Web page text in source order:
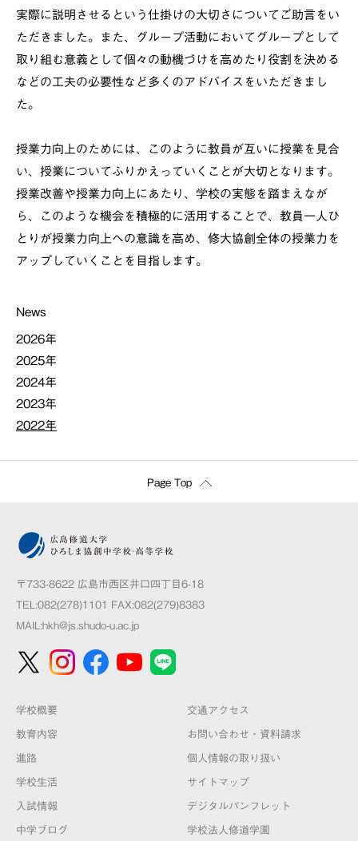
実際に説明させるという仕掛けの大切さについてご助言をい
ただきました。また、グループ活動においてグループとして
取り組む意義として個々の動機づけを高めたり役割を決める
などの工夫の必要性など多くのアドバイスをいただきまし
た。
授業力向上のためには、このように教員が互いに授業を見合
い、授業についてふりかえっていくことが大切となります。
授業改善や授業力向上にあたり、学校の実態を踏まえなが
ら、このような機会を積極的に活用することで、教員一人ひ
とりが授業力向上への意識を高め、修大協創全体の授業力を
アップしていくことを目指します。
News
2026年
2025年
2024年
2023年
2022年
Page Top
〒733-8622 広島市西区井口四丁目6-18
TEL:082(278)1101 FAX:082(279)8383
MAIL:hkh@js.shudo-u.ac.jp
学校概要
教育内容
進路
学校生活
入試情報
中学ブログ
交通アクセス
お問い合わせ・資料請求
個人情報の取り扱い
サイトマップ
デジタルパンフレット
学校法人修道学園